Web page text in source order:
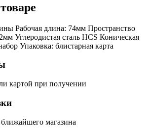
Рабочая длина: 74мм Пространство
Углеродистая сталь HCS Коническая
Упаковка: блистарная карта
картой при получении
магазина